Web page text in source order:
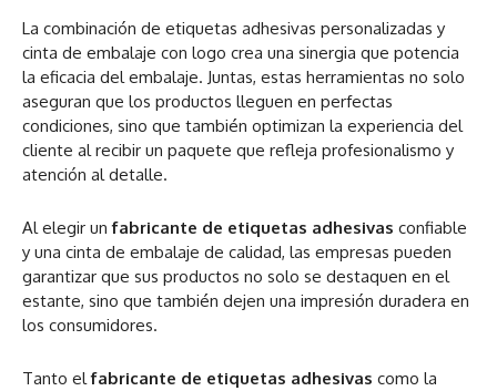
La combinación de etiquetas adhesivas personalizadas y
cinta de embalaje con logo crea una sinergia que potencia
la eficacia del embalaje. Juntas, estas herramientas no solo
aseguran que los productos lleguen en perfectas
condiciones, sino que también optimizan la experiencia del
cliente al recibir un paquete que refleja profesionalismo y
atención al detalle.
Al elegir unfabricante de etiquetas adhesivas confiable
y una cinta de embalaje de calidad, las empresas pueden
garantizar que sus productos no solo se destaquen en el
estante, sino que también dejen una impresión duradera en
los consumidores.
Tanto elfabricante de etiquetas adhesivas como la